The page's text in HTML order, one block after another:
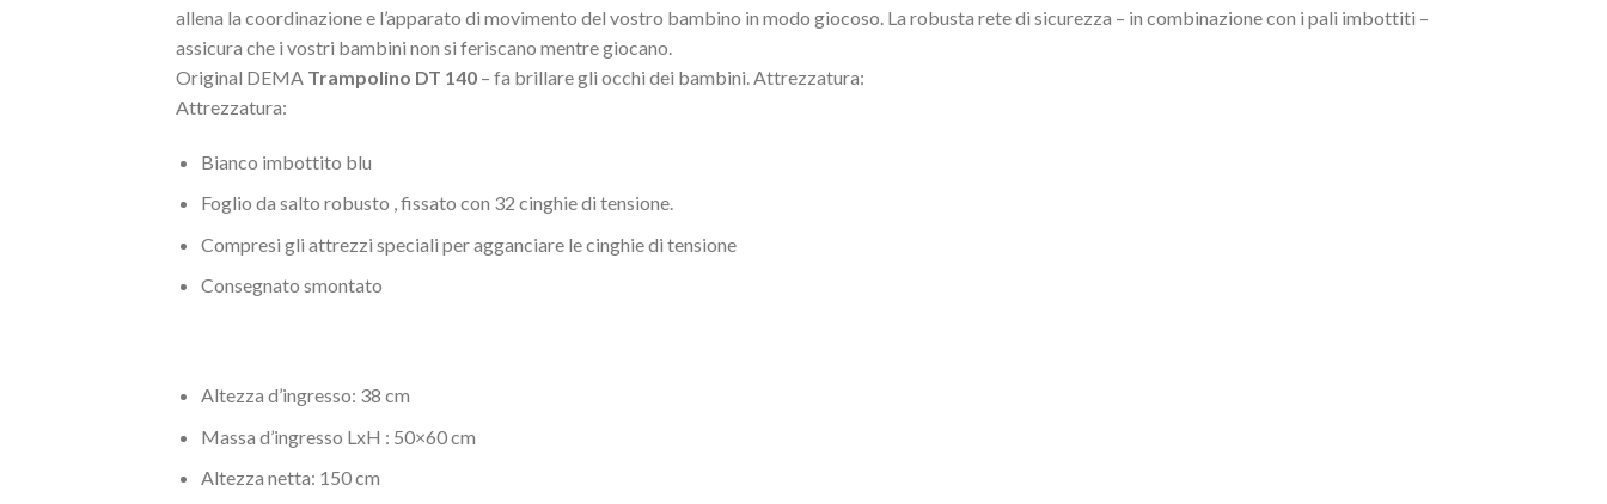
allena la coordinazione e l’apparato di movimento del vostro bambino in modo giocoso. La robusta rete di sicurezza – in combinazione con i pali imbottiti –
assicura che i vostri bambini non si feriscano mentre giocano.
Original DEMA Trampolino DT 140 – fa brillare gli occhi dei bambini. Attrezzatura:
Attrezzatura:
Bianco imbottito blu
Foglio da salto robusto , fissato con 32 cinghie di tensione.
Compresi gli attrezzi speciali per agganciare le cinghie di tensione
Consegnato smontato
Altezza d’ingresso: 38 cm
Massa d’ingresso LxH : 50×60 cm
Altezza netta: 150 cm